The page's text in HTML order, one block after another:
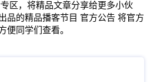
区，将精品文章分享给更多小伙
品的精品播客节目 官方公告 将官方
便同学们查看。